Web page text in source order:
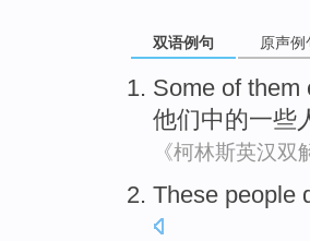
双语例句 原声例
Some of them
他们中的一些
《柯林斯英汉双
These people